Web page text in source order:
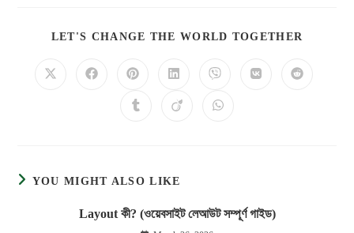
LET'S CHANGE THE WORLD TOGETHER
YOU MIGHT ALSO LIKE
Layout কী? (ওয়েবসাইট লেআউট সম্পূর্ণ গাইড)